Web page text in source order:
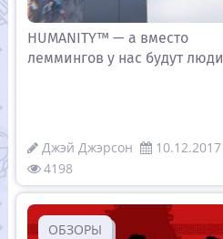
HUMANITY™ — а вместо
леммингов у нас будут люди
Джэй Джэрсон
10.12.2017
4198
ОБЗОРЫ